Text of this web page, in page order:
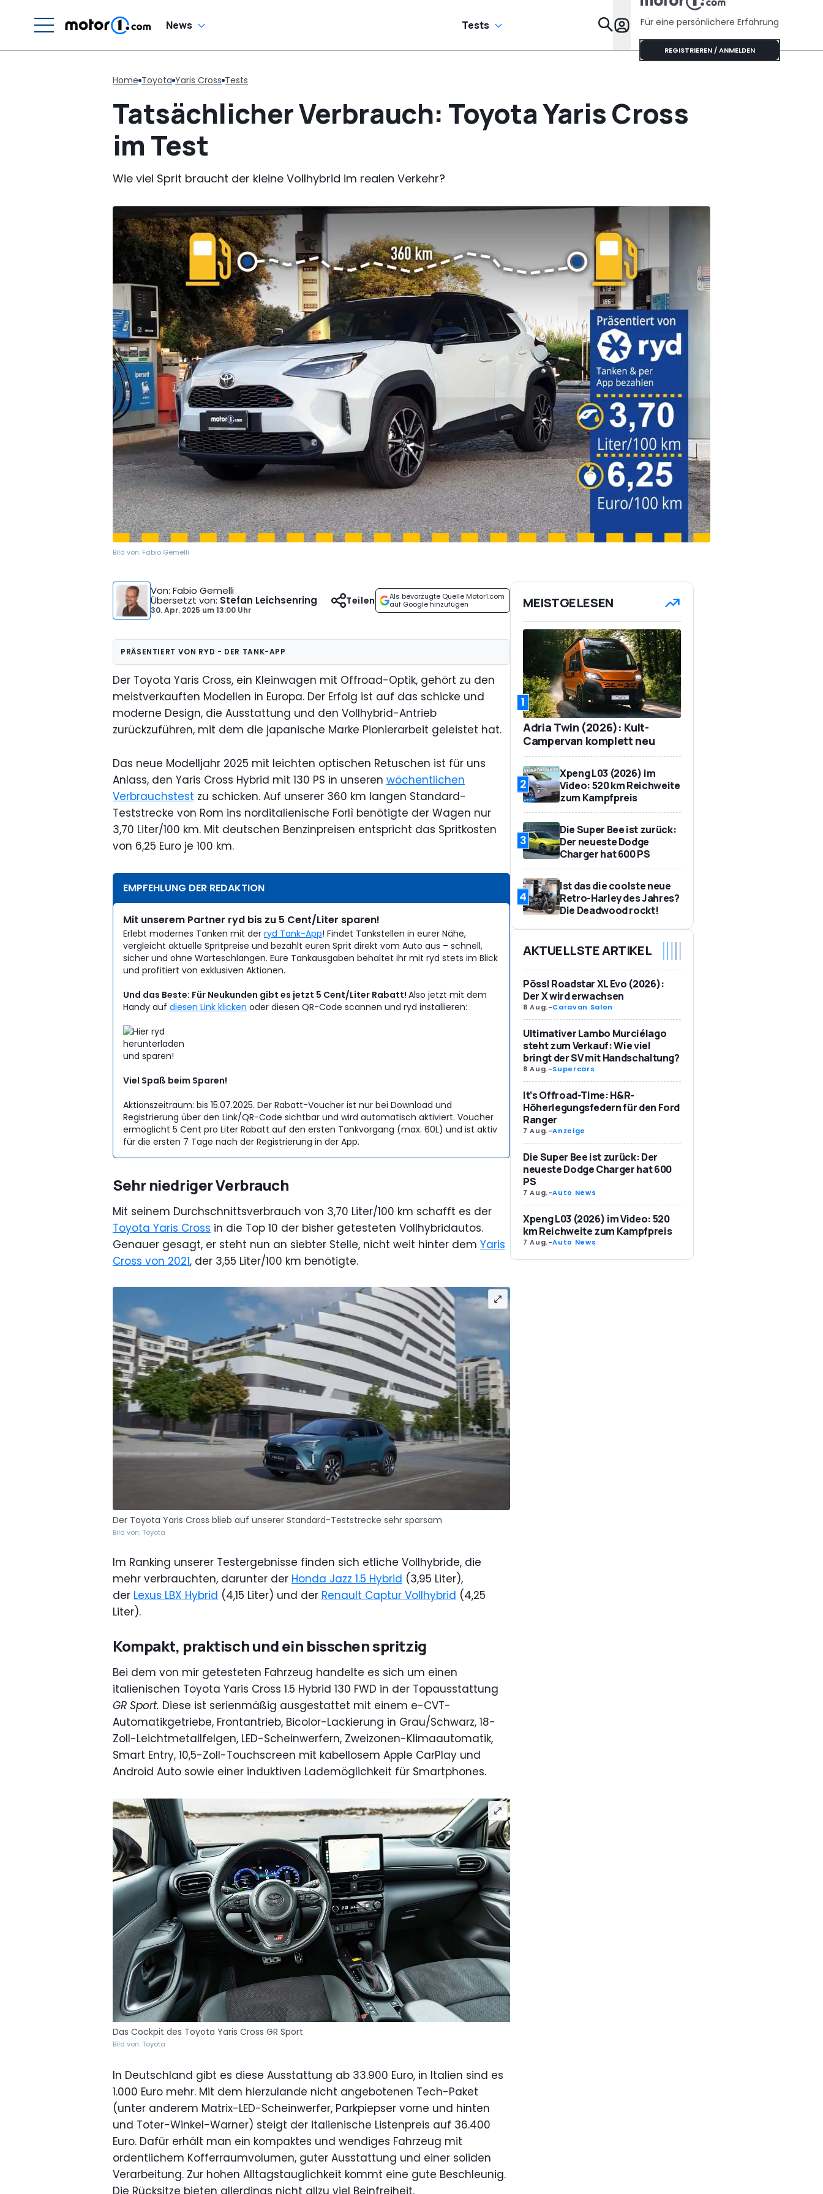
News Tests Specials
Für eine persönlichere Erfahrung
REGISTRIEREN / ANMELDEN
Home Toyota Yaris Cross Tests
Tatsächlicher Verbrauch: Toyota Yaris Cross
im Test
Wie viel Sprit braucht der kleine Vollhybrid im realen Verkehr?
Bild von: Fabio Gemelli
Von: Fabio Gemelli
Übersetzt von: Stefan Leichsenring
30. Apr. 2025 um13:00 Uhr
Als bevorzugte Quelle Motor1.com
auf Google hinzufügen
Teilen
PRÄSENTIERT VON RYD - DER TANK-APP
Der Toyota Yaris Cross, ein Kleinwagen mit Offroad-Optik, gehört zu den
meistverkauften Modellen in Europa. Der Erfolg ist auf das schicke und
moderne Design, die Ausstattung und den Vollhybrid-Antrieb
zurückzuführen, mit dem die japanische Marke Pionierarbeit geleistet hat.
Das neue Modelljahr 2025 mit leichten optischen Retuschen ist für uns
Anlass, den Yaris Cross Hybrid mit 130 PS in unseren wöchentlichen
Verbrauchstest zu schicken. Auf unserer 360 km langen Standard-
Teststrecke von Rom ins norditalienische Forlì benötigte der Wagen nur
3,70 Liter/100 km. Mit deutschen Benzinpreisen entspricht das Spritkosten
von 6,25 Euro je 100 km.
EMPFEHLUNG DER REDAKTION Anzeige
Mit unserem Partner ryd bis zu 5 Cent/Liter sparen!
Erlebt modernes Tanken mit der ryd Tank-App! Findet Tankstellen in eurer Nähe,
vergleicht aktuelle Spritpreise und bezahlt euren Sprit direkt vom Auto aus – schnell,
sicher und ohne Warteschlangen. Eure Tankausgaben behaltet ihr mit ryd stets im Blick
und profitiert von exklusiven Aktionen.
Und das Beste: Für Neukunden gibt es jetzt 5 Cent/Liter Rabatt! Also jetzt mit dem
Handy auf diesen Link klicken oder diesen QR-Code scannen und ryd installieren:
Viel Spaß beim Sparen!
Aktionszeitraum: bis 15.07.2025. Der Rabatt-Voucher ist nur bei Download und
Registrierung über den Link/QR-Code sichtbar und wird automatisch aktiviert. Voucher
ermöglicht 5 Cent pro Liter Rabatt auf den ersten Tankvorgang (max. 60L) und ist aktiv
für die ersten 7 Tage nach der Registrierung in der App.
Sehr niedriger Verbrauch
Mit seinem Durchschnittsverbrauch von 3,70 Liter/100 km schafft es der
Toyota Yaris Cross in die Top 10 der bisher getesteten Vollhybridautos.
Genauer gesagt, er steht nun an siebter Stelle, nicht weit hinter dem Yaris
Cross von 2021, der 3,55 Liter/100 km benötigte.
Der Toyota Yaris Cross blieb auf unserer Standard-Teststrecke sehr sparsam
Bild von: Toyota
Im Ranking unserer Testergebnisse finden sich etliche Vollhybride, die
mehr verbrauchten, darunter der Honda Jazz 1.5 Hybrid (3,95 Liter),
der Lexus LBX Hybrid (4,15 Liter) und der Renault Captur Vollhybrid (4,25
Liter).
Kompakt, praktisch und ein bisschen spritzig
Bei dem von mir getesteten Fahrzeug handelte es sich um einen
italienischen Toyota Yaris Cross 1.5 Hybrid 130 FWD in der Topausstattung
GR Sport. Diese ist serienmäßig ausgestattet mit einem e-CVT-
Automatikgetriebe, Frontantrieb, Bicolor-Lackierung in Grau/Schwarz, 18-
Zoll-Leichtmetallfelgen, LED-Scheinwerfern, Zweizonen-Klimaautomatik,
Smart Entry, 10,5-Zoll-Touchscreen mit kabellosem Apple CarPlay und
Android Auto sowie einer induktiven Lademöglichkeit für Smartphones.
Das Cockpit des Toyota Yaris Cross GR Sport
Bild von: Toyota
In Deutschland gibt es diese Ausstattung ab 33.900 Euro, in Italien sind es
1.000 Euro mehr. Mit dem hierzulande nicht angebotenen Tech-Paket
(unter anderem Matrix-LED-Scheinwerfer, Parkpiepser vorne und hinten
und Toter-Winkel-Warner) steigt der italienische Listenpreis auf 36.400
Euro. Dafür erhält man ein kompaktes und wendiges Fahrzeug mit
ordentlichem Kofferraumvolumen, guter Ausstattung und einer soliden
Verarbeitung. Zur hohen Alltagstauglichkeit kommt eine gute Beschleunig.
Die Rücksitze bieten allerdings nicht allzu viel Beinfreiheit.
MEISTGELESEN
1
Adria Twin (2026): Kult-
Campervan komplett neu
2
Xpeng L03 (2026) im
Video: 520 km Reichweite
zum Kampfpreis
3
Die Super Bee ist zurück:
Der neueste Dodge
Charger hat 600 PS
4
Ist das die coolste neue
Retro-Harley des Jahres?
Die Deadwood rockt!
AKTUELLSTE ARTIKEL
Pössl Roadstar XL Evo (2026):
Der X wird erwachsen
8 Aug.-Caravan Salon
Ultimativer Lambo Murciélago
steht zum Verkauf: Wie viel
bringt der SV mit Handschaltung?
8 Aug.-Supercars
It’s Offroad-Time: H&R-
Höherlegungsfedern für den Ford
Ranger
7 Aug.-Anzeige
Die Super Bee ist zurück: Der
neueste Dodge Charger hat 600
PS
7 Aug.-Auto News
Xpeng L03 (2026) im Video: 520
km Reichweite zum Kampfpreis
7 Aug.-Auto News